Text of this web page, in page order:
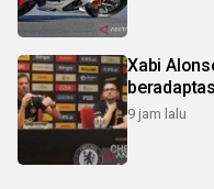
Xabi
9 jam lalu